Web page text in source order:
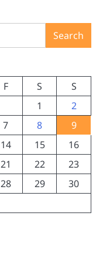
Search
F S
S
1
2
7 8
9
14 15
16
21 22
23
28 29
30